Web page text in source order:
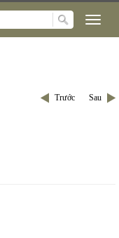
Trước Sau